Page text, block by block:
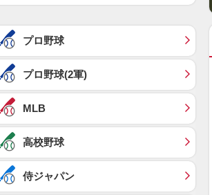
プロ野球
プロ野球(2軍)
MLB
高校野球
侍ジャパン